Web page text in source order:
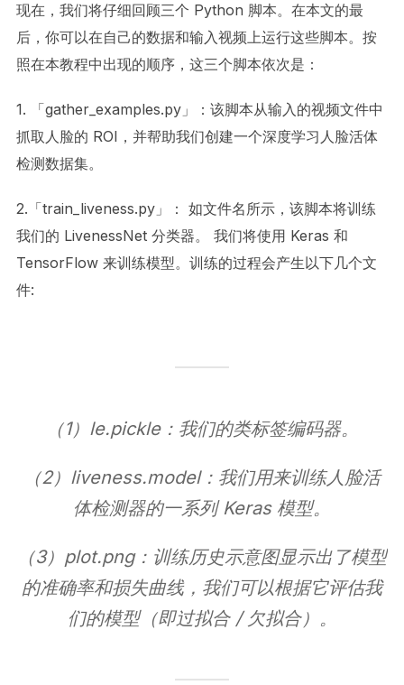
现在，我们将仔细回顾三个 Python 脚本。在本文的最
后，你可以在自己的数据和输入视频上运行这些脚本。按
照在本教程中出现的顺序，这三个脚本依次是：
1. 「gather_examples.py」：该脚本从输入的视频文件中
抓取人脸的 ROI，并帮助我们创建一个深度学习人脸活体
检测数据集。
2.「train_liveness.py」： 如文件名所示，该脚本将训练
我们的 LivenessNet 分类器。 我们将使用 Keras 和
TensorFlow 来训练模型。训练的过程会产生以下几个文
件:
（1）le.pickle：我们的类标签编码器。
（2）liveness.model：我们用来训练人脸活
体检测器的一系列 Keras 模型。
（3）plot.png：训练历史示意图显示出了模型
的准确率和损失曲线，我们可以根据它评估我
们的模型（即过拟合 / 欠拟合）。